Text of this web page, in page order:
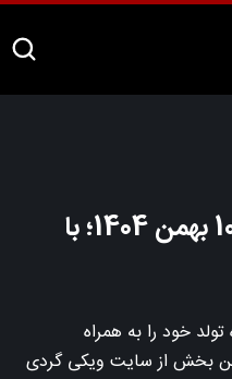
فال حافظ امروز جمعه 10 بهمن 1404؛ با
امروز 10 بهمن 1404 ماه تولد خود را به همراه
بخش از سایت ویکی گردی